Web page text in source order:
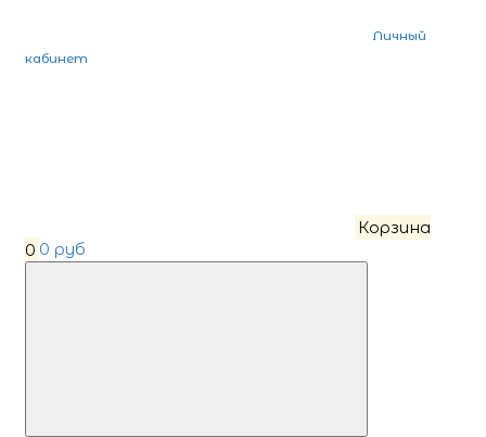
Личный
кабинет
Корзина
0 0 руб